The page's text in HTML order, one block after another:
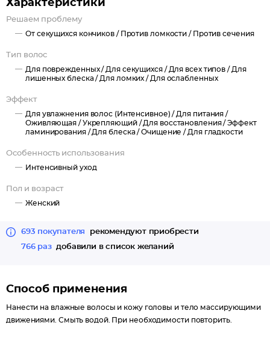
и питание.
Характеристики
Решаем проблему
От секущихся кончиков / Против ломкости / Против сечения
Тип волос
Для поврежденных / Для секущихся / Для всех типов / Для
лишенных блеска / Для ломких / Для ослабленных
Эффект
Для увлажнения волос (Интенсивное) / Для питания /
Оживляющая /Укрепляющий /Для восстановления /Эффект
ламинирования /Для блеска /Очищение / Для гладкости
Особенность использования
Интенсивный уход
Пол и возраст
Женский
693 покупателя
рекомендуют приобрести
766 раз добавили в список желаний
Способ применения
Нанести на влажные волосы и кожу головы и тело массирующими
движениями. Смыть водой. При необходимости повторить.